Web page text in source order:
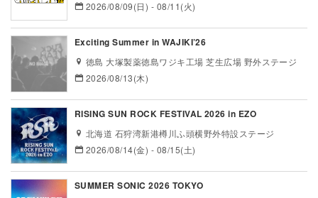
2026/08/09(日) - 08/11(火)
Exciting Summer in WAJIKI’26
徳島 大塚製薬徳島ワジキ工場 芝生広場 野外ステージ
2026/08/13(木)
RISING SUN ROCK FESTIVAL 2026 in EZO
北海道 石狩湾新港樽川ふ頭横野外特設ステージ
2026/08/14(金) - 08/15(土)
SUMMER SONIC 2026 TOKYO